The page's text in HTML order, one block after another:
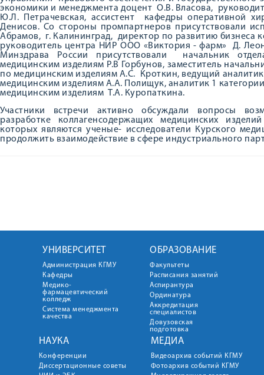
экономики и менеджмента доцент О.В. Власова,
Ю.Л. Петрачевская, ассистент кафедры оперативной
Денисов. Со стороны промпартнеров присутствовали
Абрамов, г. Калининград, директор по развитию бизнеса
руководитель центра НИР ООО «Виктория - фарм» Д.
Минздрава России присутствовали начальник
медицинским изделиям Р.В Горбунов, заместитель
по медицинским изделиям А.С. Кроткин, ведущий
медицинским изделиям А.А. Полищук, аналитик 1
медицинским изделиям Т.А. Куропаткина.
Участники встречи активно обсуждали вопросы
разработке коллагенсодержащих медицинских
которых являются ученые- исследователи Курского
продолжить взаимодействие в сфере индустриального
УНИВЕРСИТЕТ
Администрация КГМУ
Кафедры
Медико-
фармацевтический
колледж
Система менеджмента
качества
ОБРАЗОВАНИЕ
Факультеты
Расписания занятий
Аспирантура
Ординатура
Аккредитация
специалистов
Довузовская
подготовка
НАУКА
Конференции
Диссертационные советы
МЕДИА
Видеоархив событий КГМУ
Фотоархив событий КГМУ